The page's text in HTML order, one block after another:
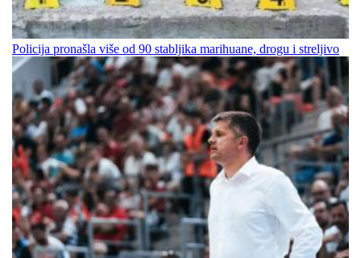
Policija pronašla više od 90 stabljika marihuane, drogu i streljivo